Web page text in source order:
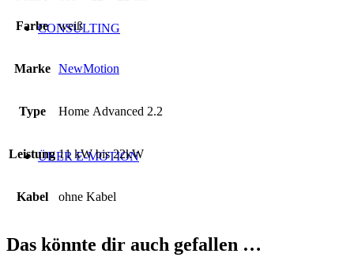
CONSULTING
ÜBER E-MOTION
Farbe weiß
Marke NewMotion
Type Home Advanced 2.2
Leistung 11 kW bis 22kW
Kabel ohne Kabel
Das könnte dir auch gefallen …